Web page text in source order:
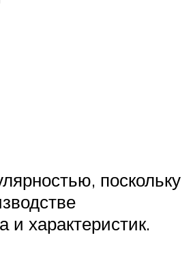
поскольку
характеристик.